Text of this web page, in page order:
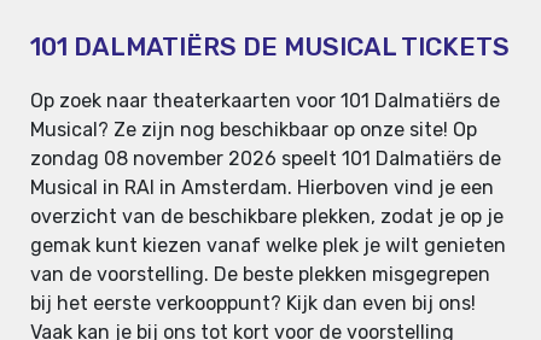
101 DALMATIËRS DE MUSICAL TICKETS
Op zoek naar theaterkaarten voor 101 Dalmatiërs de
Musical? Ze zijn nog beschikbaar op onze site! Op
zondag 08 november 2026 speelt 101 Dalmatiërs de
Musical in RAI in Amsterdam. Hierboven vind je een
overzicht van de beschikbare plekken, zodat je op je
gemak kunt kiezen vanaf welke plek je wilt genieten
van de voorstelling. De beste plekken misgegrepen
bij het eerste verkooppunt? Kijk dan even bij ons!
Vaak kan je bij ons tot kort voor de voorstelling